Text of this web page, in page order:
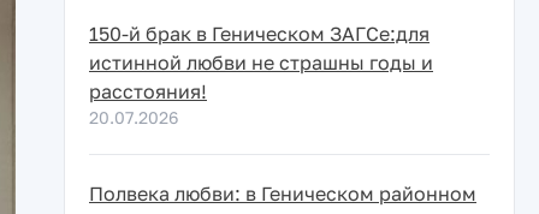
150-й брак в Геническом ЗАГСе:для
истинной любви не страшны годы и
расстояния!
20.07.2026
Полвека любви: в Геническом районном